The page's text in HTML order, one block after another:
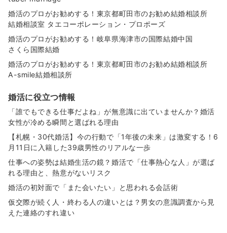
婚活のプロがお勧めする！東京都町田市のお勧め結婚相談所
結婚相談室 タエコーポレーション・プロポーズ
婚活のプロがお勧めする！岐阜県海津市の国際結婚中国
さくら国際結婚
婚活のプロがお勧めする！東京都町田市のお勧め結婚相談所
A-smile結婚相談所
婚活に役立つ情報
「誰でもできる仕事だよね」が無意識に出ていませんか？婚活
女性が冷める瞬間と選ばれる理由
【札幌・30代婚活】今の行動で「1年後の未来」は激変する！6
月11日に入籍した39歳男性のリアルな一歩
仕事への姿勢は結婚生活の鏡？婚活で「仕事熱心な人」が選ば
れる理由と、熱意がないリスク
婚活の初対面で「また会いたい」と思われる会話術
仮交際が続く人・終わる人の違いとは？男女の意識調査から見
えた連絡のすれ違い